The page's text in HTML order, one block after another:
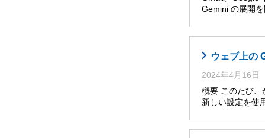
Gemini の展開
ウェブ上の
2024年4月16日
概要 このたび、
新しい設定を使